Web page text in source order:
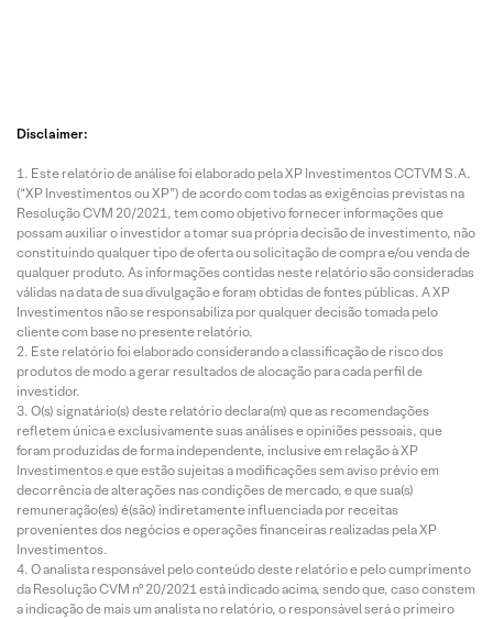
Disclaimer:
Este relatório de análise foi elaborado pela XP Investimentos CCTVM S.A.
(“XP Investimentos ou XP”) de acordo com todas as exigências previstas na
Resolução CVM 20/2021, tem como objetivo fornecer informações que
possam auxiliar o investidor a tomar sua própria decisão de investimento, não
constituindo qualquer tipo de oferta ou solicitação de compra e/ou venda de
qualquer produto. As informações contidas neste relatório são consideradas
válidas na data de sua divulgação e foram obtidas de fontes públicas. A XP
Investimentos não se responsabiliza por qualquer decisão tomada pelo
cliente com base no presente relatório.
Este relatório foi elaborado considerando a classificação de risco dos
produtos de modo a gerar resultados de alocação para cada perfil de
investidor.
O(s) signatário(s) deste relatório declara(m) que as recomendações
refletem única e exclusivamente suas análises e opiniões pessoais, que
foram produzidas de forma independente, inclusive em relação à XP
Investimentos e que estão sujeitas a modificações sem aviso prévio em
decorrência de alterações nas condições de mercado, e que sua(s)
remuneração(es) é(são) indiretamente influenciada por receitas
provenientes dos negócios e operações financeiras realizadas pela XP
Investimentos.
O analista responsável pelo conteúdo deste relatório e pelo cumprimento
da Resolução CVM nº 20/2021 está indicado acima, sendo que, caso constem
a indicação de mais um analista no relatório, o responsável será o primeiro